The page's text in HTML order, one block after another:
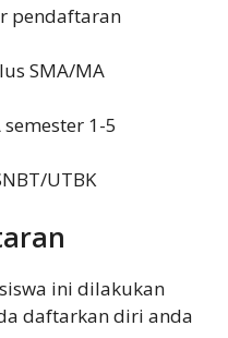
pendaftaran
SMA/MA
1-5
UTBK
ini dilakukan
daftarkan diri anda